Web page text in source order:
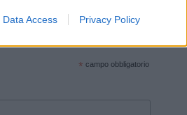
Data Access Privacy Policy
di Gallura Oggi e ricevi le nostre
* campo obbligatorio